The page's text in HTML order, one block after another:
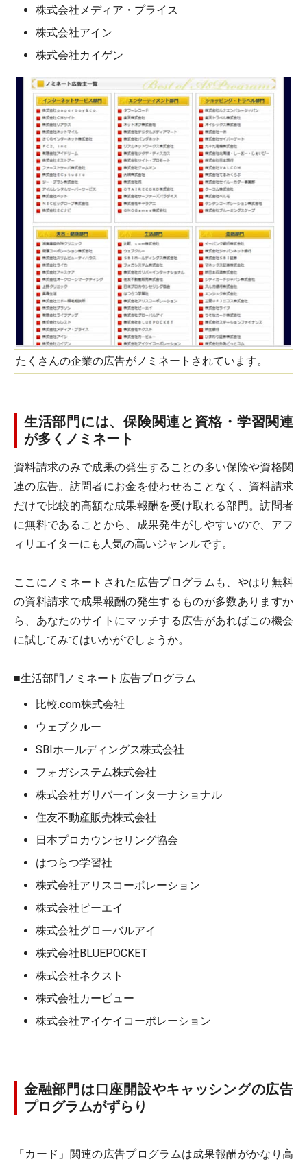
株式会社メディア・プライス
株式会社アイン
株式会社カイゲン
たくさんの企業の広告がノミネートされています。
生活部門には、保険関連と資格・学習関連
が多くノミネート
資料請求のみで成果の発生することの多い保険や資格関
連の広告。訪問者にお金を使わせることなく、資料請求
だけで比較的高額な成果報酬を受け取れる部門。訪問者
に無料であることから、成果発生がしやすいので、アフ
ィリエイターにも人気の高いジャンルです。
ここにノミネートされた広告プログラムも、やはり無料
の資料請求で成果報酬の発生するものが多数ありますか
ら、あなたのサイトにマッチする広告があればこの機会
に試してみてはいかがでしょうか。
■生活部門ノミネート広告プログラム
比較.com株式会社
ウェブクルー
SBIホールディングス株式会社
フォガシステム株式会社
株式会社ガリバーインターナショナル
住友不動産販売株式会社
日本プロカウンセリング協会
はつらつ学習社
株式会社アリスコーポレーション
株式会社ピーエイ
株式会社グローバルアイ
株式会社BLUEPOCKET
株式会社ネクスト
株式会社カービュー
株式会社アイケイコーポレーション
金融部門は口座開設やキャッシングの広告
プログラムがずらり
「カード」関連の広告プログラムは成果報酬がかなり高